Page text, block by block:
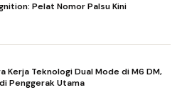
Pelat Nomor Palsu Kini
Kerja Teknologi Dual Mode di M6 DM,
Penggerak Utama